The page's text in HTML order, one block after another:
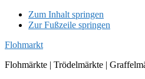
Zum Inhalt springen
Zur Fußzeile springen
Flohmarkt
Flohmärkte | Trödelmärkte |